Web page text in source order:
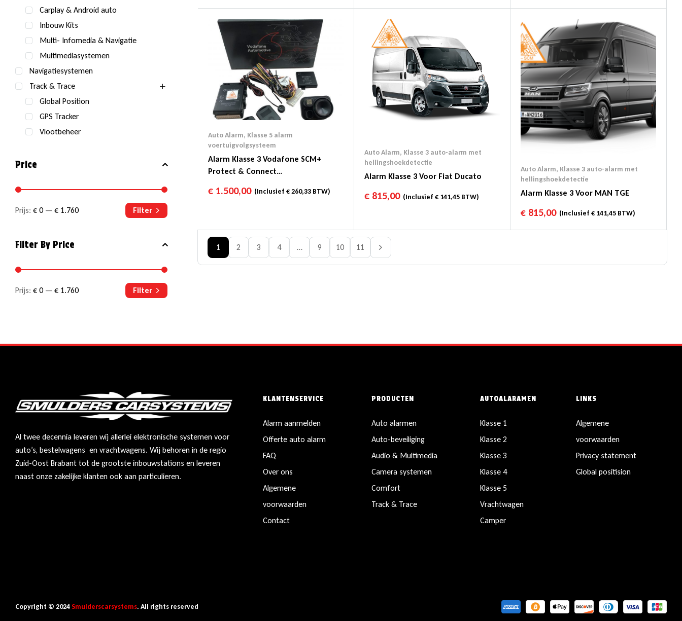
Auto Alarm, Klasse 5 alarm
voertuigvolgsysteem
Alarm Klasse 3 Vodafone SCM+
Protect & Connect
Klasse 5
€ 1.500,00(Inclusief €260,33 BTW)
Auto Alarm, Klasse 3 auto-alarm met
hellingshoekdetectie
Alarm Klasse 3 Voor Fiat Ducato
€ 815,00(Inclusief € 141,45 BTW)
Auto Alarm, Klasse 3 auto-alarm met
hellingshoekdetectie
Alarm Klasse 3 Voor MAN TGE
€ 815,00(Inclusief € 141,45 BTW)
1 2 3 4 … 9 10 11
Carplay & Android auto
Inbouw Kits
Multi- Infomedia & Navigatie
Multimediasystemen
Navigatiesystemen
Track & Trace
Global Position
GPS Tracker
Vlootbeheer
Price
Filter
Prijs: € 0— € 1.760
Filter By Price
Filter
Prijs: € 0— € 1.760
Al twee decennia leveren wij allerlei elektronische systemen voor
auto’s, bestelwagens en vrachtwagens. Wij behoren in de regio
Zuid-Oost Brabant tot de grootste inbouwstations en leveren
naast onze zakelijke klanten ook aan particulieren.
KLANTENSERVICE
Alarm aanmelden
Offerte auto alarm
FAQ
Over ons
Algemene
voorwaarden
Contact
PRODUCTEN
Auto alarmen
Auto-beveiliging
Audio & Multimedia
Camera systemen
Comfort
Track & Trace
AUTOALARAMEN
Klasse 1
Klasse 2
Klasse 3
Klasse 4
Klasse 5
Vrachtwagen
Camper
LINKS
Algemene
voorwaarden
Privacy statement
Global positision
Copyright © 2024Smulderscarsystems. All rights reserved